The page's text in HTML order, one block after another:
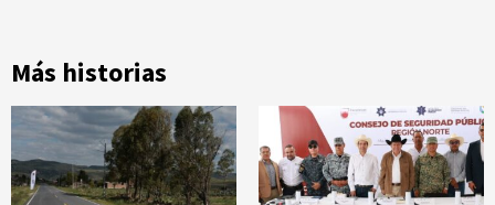
Más historias